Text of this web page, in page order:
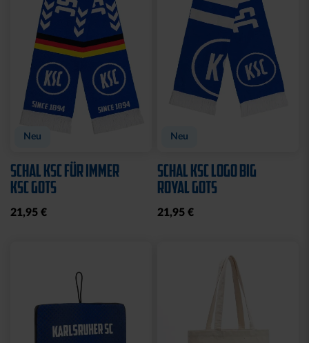
Neu
SCHAL KSC FÜR IMMER
KSC GOTS
21,95 €
Neu
SCHAL KSC LOGO BIG
ROYAL GOTS
21,95 €